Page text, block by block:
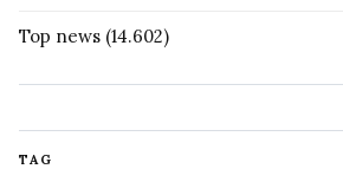
Top news (14.602)
TAG